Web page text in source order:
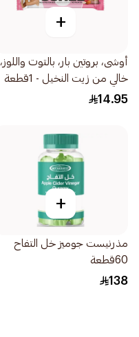
+
أوشى، بروتين بار، بالتوت واللوز،
خالي من زيت النخيل - 1قطعة
14.95
+
مذرنيست جوميز خل التفاح
60قطعة
138